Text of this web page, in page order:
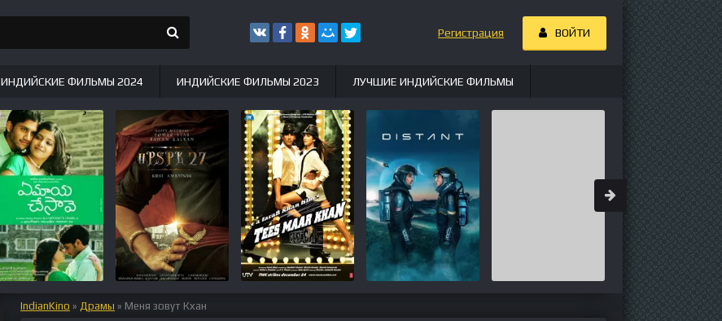
IndianKino » Драмы » Меня зовут Кхан
Регистрация ВОЙТИ
ИНДИЙСКИЕ ФИЛЬМЫ 2024 ИНДИЙСКИЕ ФИЛЬМЫ 2023 ЛУЧШИЕ ИНДИЙСКИЕ ФИЛЬМЫ